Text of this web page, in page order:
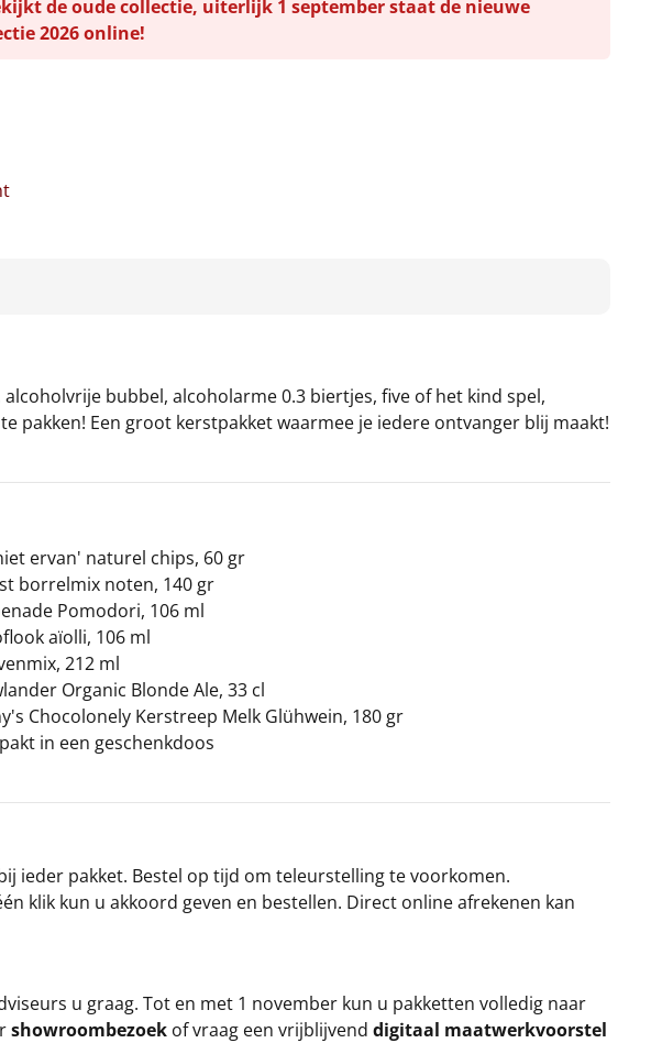
de oude collectie, uiterlijk 1 september staat de nieuwe
2026 online!
bubbel, alcoholarme 0.3 biertjes, five of het kind spel,
Een groot kerstpakket waarmee je iedere ontvanger blij maakt!
ervan' naturel chips, 60 gr
borrelmix noten, 140 gr
Pomodori, 106 ml
aïolli, 106 ml
212 ml
Organic Blonde Ale, 33 cl
Chocolonely Kerstreep Melk Glühwein, 180 gr
in een geschenkdoos
ieder pakket. Bestel op tijd om teleurstelling te voorkomen.
klik kun u akkoord geven en bestellen. Direct online afrekenen kan
u graag. Tot en met 1 november kun u pakketten volledig naar
showroombezoek of vraag een vrijblijvend digitaal maatwerkvoorstel